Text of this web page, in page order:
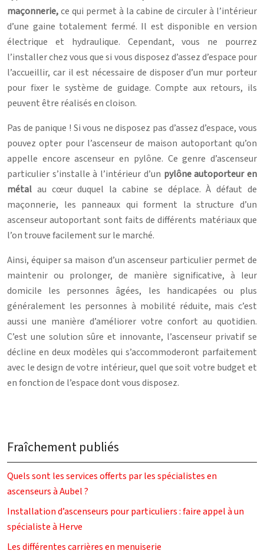
maçonnerie,ce qui permet à la cabine de circuler à l’intérieur
d’une gaine totalement fermé. Il est disponible en version
électrique et hydraulique. Cependant, vous ne pourrez
l’installer chez vous que si vous disposez d’assez d’espace pour
l’accueillir, car il est nécessaire de disposer d’un mur porteur
pour fixer le système de guidage. Compte aux retours, ils
peuvent être réalisés en cloison.
Pas de panique ! Si vous ne disposez pas d’assez d’espace, vous
pouvez opter pour l’ascenseur de maison autoportant qu’on
appelle encore ascenseur en pylône. Ce genre d’ascenseur
particulier s’installe à l’intérieur d’un pylône autoporteur en
métal au cœur duquel la cabine se déplace. À défaut de
maçonnerie, les panneaux qui forment la structure d’un
ascenseur autoportant sont faits de différents matériaux que
l’on trouve facilement sur le marché.
Ainsi, équiper sa maison d’un ascenseur particulier permet de
maintenir ou prolonger, de manière significative, à leur
domicile les personnes âgées, les handicapées ou plus
généralement les personnes à mobilité réduite, mais c’est
aussi une manière d’améliorer votre confort au quotidien.
C’est une solution sûre et innovante, l’ascenseur privatif se
décline en deux modèles qui s’accommoderont parfaitement
avec le design de votre intérieur, quel que soit votre budget et
en fonction de l’espace dont vous disposez.
Fraîchement publiés
Quels sont les services offerts par les spécialistes en
ascenseurs à Aubel ?
Installation d’ascenseurs pour particuliers : faire appel à un
spécialiste à Herve
Les différentes carrières en menuiserie